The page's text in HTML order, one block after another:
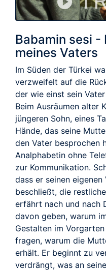
Babamin sesi -
meines Vaters
Im Süden der Türkei
verzweifelt auf die
der wie einst sein
Beim Ausräumen alter
jüngeren Sohn, eines
Hände, das seine
den Vater besprochen
Analphabetin ohne
zur Kommunikation.
dass er seinen
beschließt, die
erfährt nach und nach
davon geben, warum
Gestalten im
fragen, warum die
erhält. Er beginnt zu
verdrängt, was an